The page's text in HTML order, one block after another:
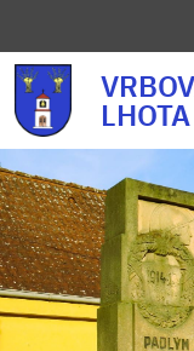
LHOTA